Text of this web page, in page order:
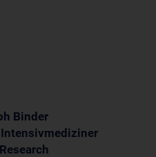
Binder